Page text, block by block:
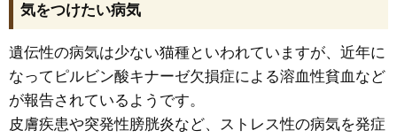
気をつけたい病気
遺伝性の病気は少ない猫種といわれていますが、近年に
なってピルビン酸キナーゼ欠損症による溶血性貧血など
が報告されているようです。
皮膚疾患や突発性膀胱炎など、ストレス性の病気を発症